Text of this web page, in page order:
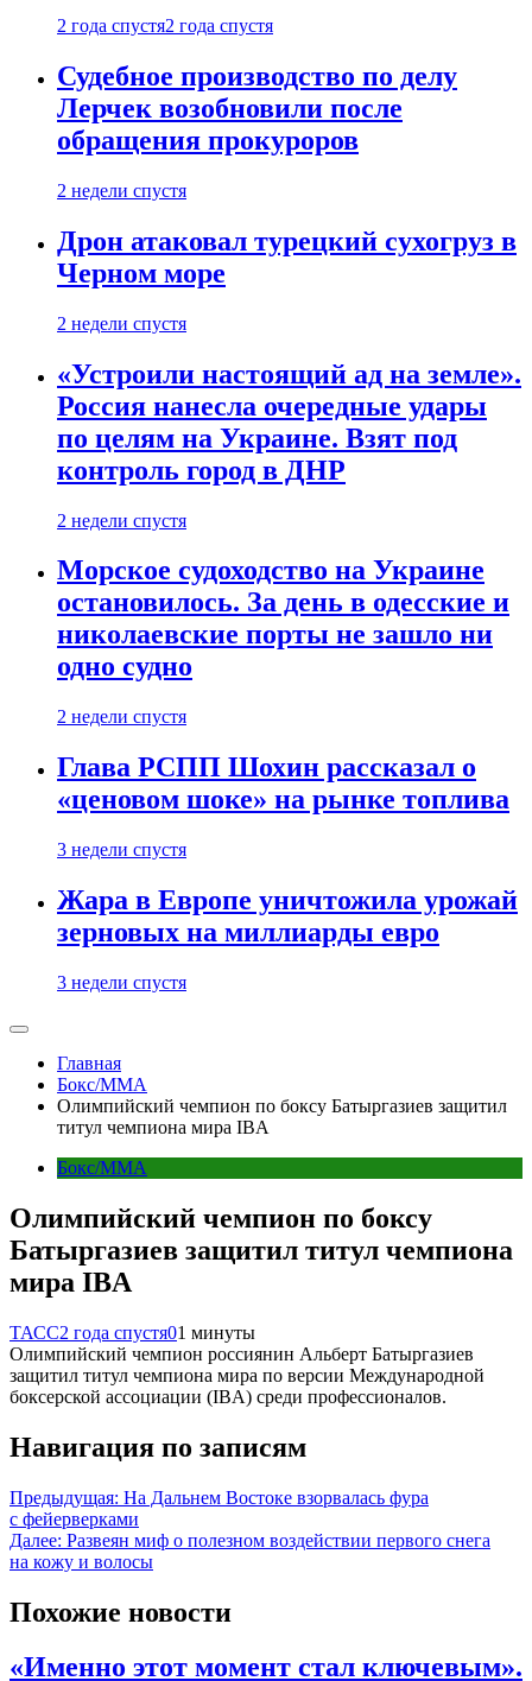
2 года спустя2 года спустя
Судебное производство по делу
Лерчек возобновили после
обращения прокуроров
2 недели спустя
Дрон атаковал турецкий сухогруз в
Черном море
2 недели спустя
«Устроили настоящий ад на земле».
Россия нанесла очередные удары
по целям на Украине. Взят под
контроль город в ДНР
2 недели спустя
Морское судоходство на Украине
остановилось. За день в одесские и
николаевские порты не зашло ни
одно судно
2 недели спустя
Глава РСПП Шохин рассказал о
«ценовом шоке» на рынке топлива
3 недели спустя
Жара в Европе уничтожила урожай
зерновых на миллиарды евро
3 недели спустя
Главная
Бокс/MMA
Олимпийский чемпион по боксу Батыргазиев защитил
титул чемпиона мира IBA
Бокс/MMA
Олимпийский чемпион по боксу
Батыргазиев защитил титул чемпиона
мира IBA
ТАСС2 года спустя01 минуты
Олимпийский чемпион россиянин Альберт Батыргазиев
защитил титул чемпиона мира по версии Международной
боксерской ассоциации (IBA) среди профессионалов.
Навигация по записям
Предыдущая: На Дальнем Востоке взорвалась фура
с фейерверками
Далее: Развеян миф о полезном воздействии первого снега
на кожу и волосы
Похожие новости
«Именно этот момент стал ключевым».